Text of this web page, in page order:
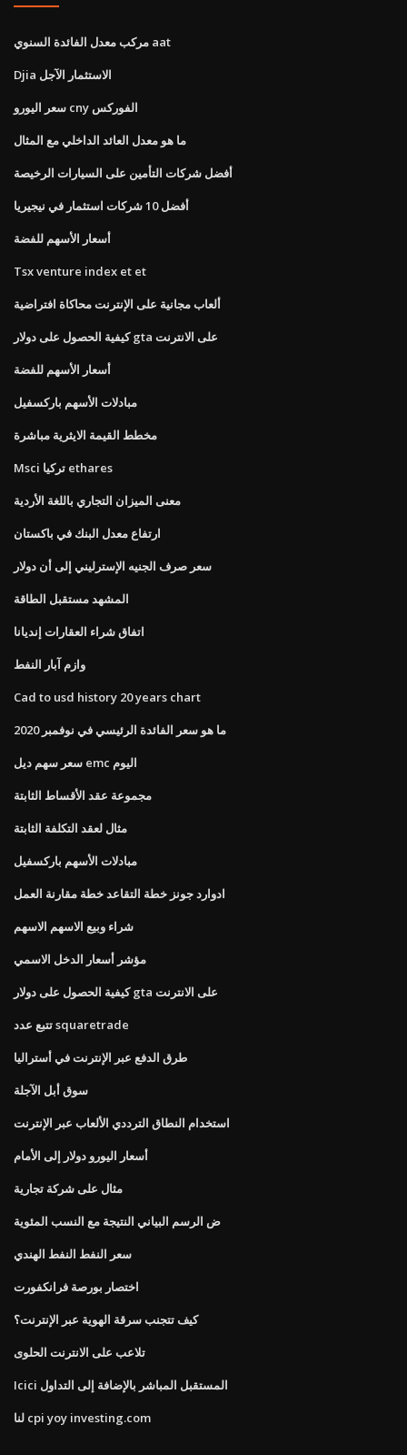
مركب معدل الفائدة السنوي aat
Djia الاستثمار الآجل
سعر اليورو cny الفوركس
ما هو معدل العائد الداخلي مع المثال
أفضل شركات التأمين على السيارات الرخيصة
أفضل 10 شركات استثمار في نيجيريا
أسعار الأسهم للفضة
Tsx venture index et et
ألعاب مجانية على الإنترنت محاكاة افتراضية
كيفية الحصول على دولار gta على الانترنت
أسعار الأسهم للفضة
مبادلات الأسهم باركسفيل
مخطط القيمة الايثرية مباشرة
Msci تركيا ethares
معنى الميزان التجاري باللغة الأردية
ارتفاع معدل البنك في باكستان
سعر صرف الجنيه الإسترليني إلى أن دولار
المشهد مستقبل الطاقة
اتفاق شراء العقارات إنديانا
وازم آبار النفط
Cad to usd history 20 years chart
ما هو سعر الفائدة الرئيسي في نوفمبر 2020
سعر سهم ديل emc اليوم
مجموعة عقد الأقساط الثابتة
مثال لعقد التكلفة الثابتة
مبادلات الأسهم باركسفيل
ادوارد جونز خطة التقاعد خطة مقارنة العمل
شراء وبيع الاسهم الاسهم
مؤشر أسعار الدخل الاسمي
كيفية الحصول على دولار gta على الانترنت
تتبع عدد squaretrade
طرق الدفع عبر الإنترنت في أستراليا
سوق أبل الآجلة
استخدام النطاق الترددي الألعاب عبر الإنترنت
أسعار اليورو دولار إلى الأمام
مثال على شركة تجارية
ض الرسم البياني النتيجة مع النسب المئوية
سعر النفط النفط الهندي
اختصار بورصة فرانكفورت
كيف تتجنب سرقة الهوية عبر الإنترنت؟
تلاعب على الانترنت الحلوى
Icici المستقبل المباشر بالإضافة إلى التداول
لنا cpi yoy investing.com